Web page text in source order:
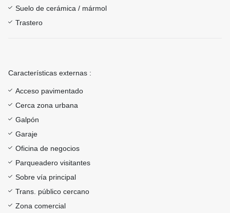
Suelo de cerámica / mármol
Trastero
Características externas :
Acceso pavimentado
Cerca zona urbana
Galpón
Garaje
Oficina de negocios
Parqueadero visitantes
Sobre vía principal
Trans. público cercano
Zona comercial